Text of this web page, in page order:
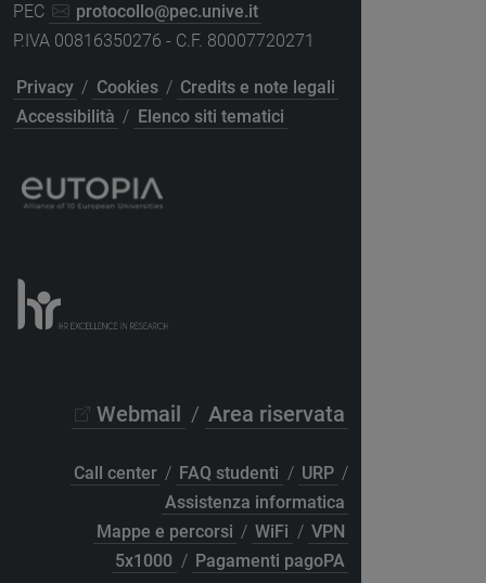
PEC
protocollo@pec.unive.it
P.IVA 00816350276 - C.F. 80007720271
Privacy / Cookies / Credits e note legali
Accessibilità / Elenco siti tematici
Webmail / Area riservata
Call center / FAQ studenti / URP /
Assistenza informatica
Mappe e percorsi / WiFi / VPN
5x1000 / Pagamenti pagoPA